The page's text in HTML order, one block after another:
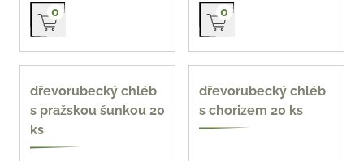
Přidat do košíku
0 Přidat do košíku
0
dřevorubecký chléb
s pražskou šunkou 20
ks
dřevorubecký chléb
s chorizem 20 ks